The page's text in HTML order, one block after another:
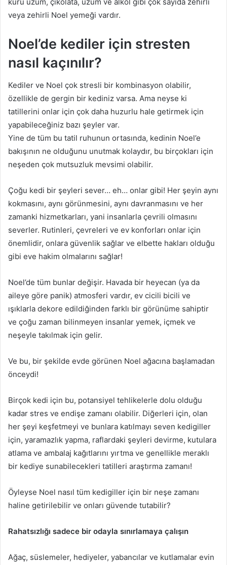
veya zehirli Noel yemeği vardır.
Noel’de kediler için stresten
nasıl kaçınılır?
Kediler ve Noel çok stresli bir kombinasyon olabilir,
özellikle de gergin bir kediniz varsa. Ama neyse ki
tatillerini onlar için çok daha huzurlu hale getirmek için
yapabileceğiniz bazı şeyler var.
Yine de tüm bu tatil ruhunun ortasında, kedinin Noel’e
bakışının ne olduğunu unutmak kolaydır, bu birçokları için
neşeden çok mutsuzluk mevsimi olabilir.
Çoğu kedi bir şeyleri sever… eh… onlar gibi! Her şeyin aynı
kokmasını, aynı görünmesini, aynı davranmasını ve her
zamanki hizmetkarları, yani insanlarla çevrili olmasını
severler. Rutinleri, çevreleri ve ev konforları onlar için
önemlidir, onlara güvenlik sağlar ve elbette hakları olduğu
gibi eve hakim olmalarını sağlar!
Noel’de tüm bunlar değişir. Havada bir heyecan (ya da
aileye göre panik) atmosferi vardır, ev cicili bicili ve
ışıklarla dekore edildiğinden farklı bir görünüme sahiptir
ve çoğu zaman bilinmeyen insanlar yemek, içmek ve
neşeyle takılmak için gelir.
Ve bu, bir şekilde evde görünen Noel ağacına başlamadan
önceydi!
Birçok kedi için bu, potansiyel tehlikelerle dolu olduğu
kadar stres ve endişe zamanı olabilir. Diğerleri için, olan
her şeyi keşfetmeyi ve bunlara katılmayı seven kedigiller
için, yaramazlık yapma, raflardaki şeyleri devirme, kutulara
atlama ve ambalaj kağıtlarını yırtma ve genellikle meraklı
bir kediye sunabilecekleri tatilleri araştırma zamanı!
Öyleyse Noel nasıl tüm kedigiller için bir neşe zamanı
haline getirilebilir ve onları güvende tutabilir?
Rahatsızlığı sadece bir odayla sınırlamaya çalışın
Ağaç, süslemeler, hediyeler, yabancılar ve kutlamalar evin